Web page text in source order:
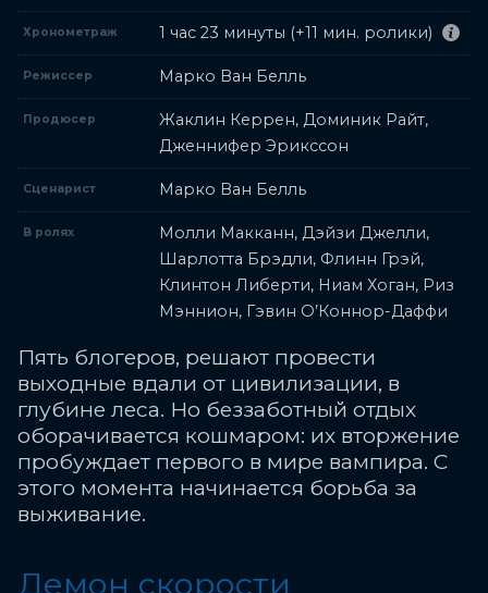
Хронометраж 1 час 23 минуты (+11 мин. ролики)
Режиссер Марко Ван Белль
Продюсер
Жаклин Керрен, Доминик Райт,
Дженнифер Эрикссон
Сценарист Марко Ван Белль
В ролях
Молли Макканн, Дэйзи Джелли,
Шарлотта Брэдли, Флинн Грэй,
Клинтон Либерти, Ниам Хоган, Риз
Мэннион, Гэвин О’Коннор-Даффи
Пять блогеров, решают провести
выходные вдали от цивилизации, в
глубине леса. Но беззаботный отдых
оборачивается кошмаром: их вторжение
пробуждает первого в мире вампира. С
этого момента начинается борьба за
выживание.
Демон скорости